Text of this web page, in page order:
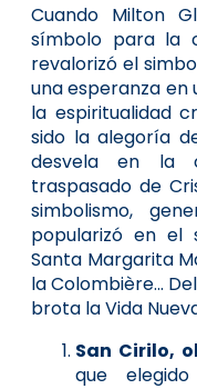
Cuando Milton
símbolo para la
revalorizó el
una esperanza en
la espiritualidad
sido la alegoría
desvela en la
traspasado de
simbolismo,
popularizó en el
Santa Margarita
la Colombière...
brota la Vida
San Cirilo,
que